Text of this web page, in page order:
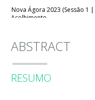
Nova Ágora 2023 (Sessão
Acolhimento
para educação
Conferência WEB 2020 | A
CLEPUL FLUL 2019 | A
ABSTRACT
RESUMO